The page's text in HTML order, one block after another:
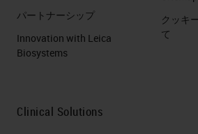
パートナーシップ
Innovation with Leica
Biosystems
クッキ
て
Clinical Solutions